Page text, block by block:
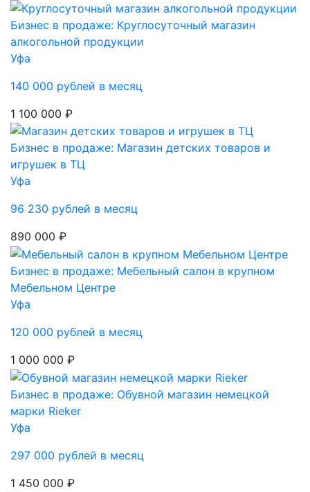
Бизнес в продаже: Круглосуточный магазин
алкогольной продукции
Уфа
140 000 рублей в месяц
1 100 000 ₽
Бизнес в продаже: Магазин детских товаров и
игрушек в ТЦ
Уфа
96 230 рублей в месяц
890 000 ₽
Бизнес в продаже: Мебельный салон в крупном
Мебельном Центре
Уфа
120 000 рублей в месяц
1 000 000 ₽
Бизнес в продаже: Обувной магазин немецкой
марки Rieker
Уфа
297 000 рублей в месяц
1 450 000 ₽